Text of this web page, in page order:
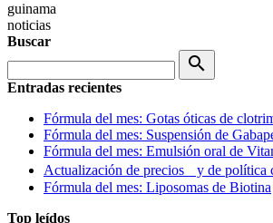
guinama
noticias
Buscar
search
Entradas recientes
Fórmula del mes: Gotas óticas de
Fórmula del mes: Suspensión de
Fórmula del mes: Emulsión oral de
Actualización de precios y de política
Fórmula del mes: Liposomas de Biotina
Top leídos